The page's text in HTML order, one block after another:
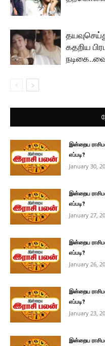
கதறிய
இன்றைய
எப்படி?
January 30,
இன்றைய
எப்படி?
January 27,
இன்றைய
எப்படி?
January 26,
இன்றைய
எப்படி?
January 23,
இன்றைய